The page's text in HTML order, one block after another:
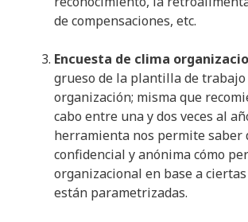
de compensaciones, etc.
Encuesta de clima
grueso de la plantilla de
organización; misma que
cabo entre una y dos veces al
herramienta nos permite saber
confidencial y anónima cómo
organizacional en base a
están parametrizadas.